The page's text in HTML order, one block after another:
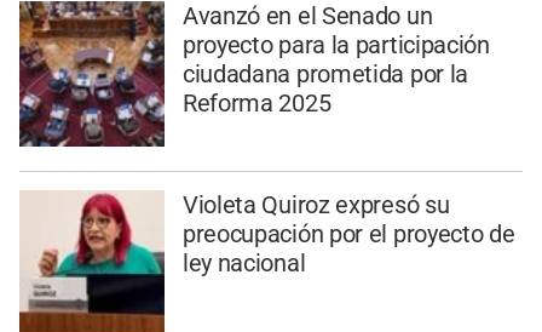
Avanzó en el Senado un
proyecto para la participación
ciudadana prometida por la
Reforma 2025
Violeta Quiroz expresó su
preocupación por el proyecto de
ley nacional